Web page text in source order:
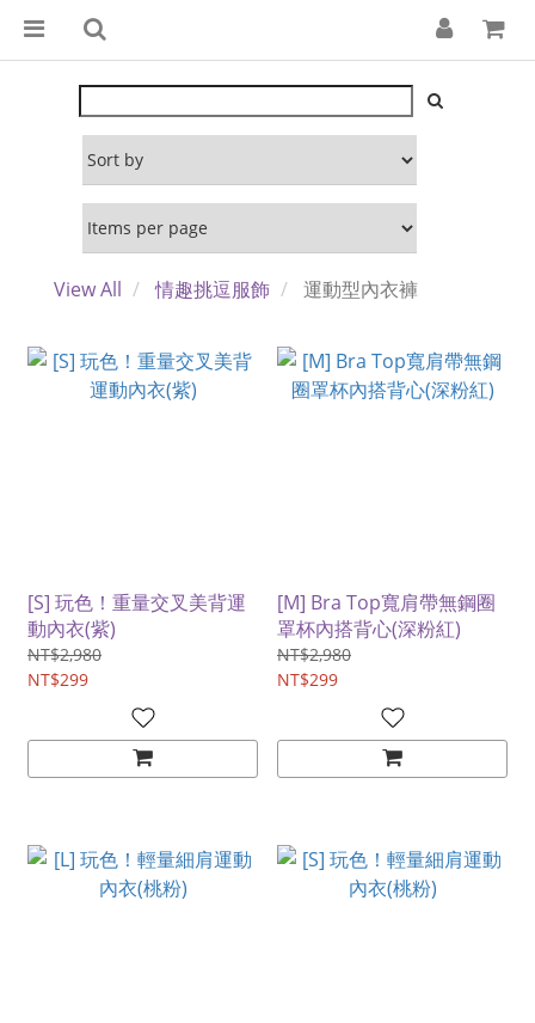
View All 情趣挑逗服飾 運動型內衣褲
[S] 玩色！重量交叉美背運
動內衣(紫)
NT$2,980
NT$299
[M] Bra Top寬肩帶無鋼圈
罩杯內搭背心(深粉紅)
NT$2,980
NT$299